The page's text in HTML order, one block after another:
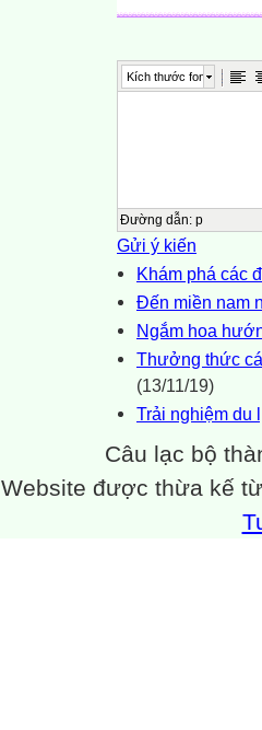
Kích thước font
Đường dẫn: p
Gửi ý kiến
Khám phá các
Đến miền nam
Ngắm hoa
Thưởng thức
(13/11/19)
Trải nghiệm du
Câu lạc bộ
Website được thừa kế